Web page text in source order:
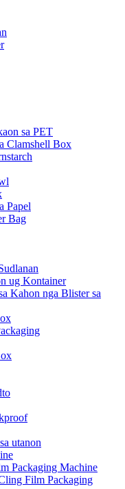
sa PET
Clamshell Box
Papel
Bag
ug Kontainer
Kahon nga Blister sa
utanon
Packaging Machine
Film Packaging